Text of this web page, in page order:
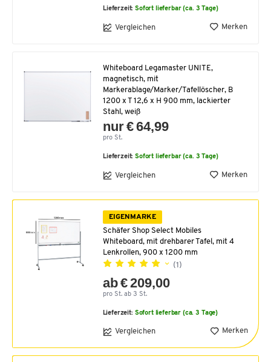
Lieferzeit:Sofort lieferbar (ca. 3 Tage)
Vergleichen Merken
Whiteboard Legamaster UNITE,
magnetisch, mit
Markerablage/Marker/Tafellöscher, B
1200 x T 12,6 x H 900 mm, lackierter
Stahl, weiß
nur € 64,99
pro St.
Lieferzeit:Sofort lieferbar (ca. 3 Tage)
Vergleichen Merken
EIGENMARKE
Schäfer Shop Select Mobiles
Whiteboard, mit drehbarer Tafel, mit 4
Lenkrollen, 900 x 1200 mm
(1)
ab € 209,00
pro St. ab 3 St.
Lieferzeit: Sofort lieferbar (ca. 3 Tage)
Vergleichen Merken